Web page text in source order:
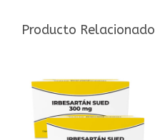
Producto Relacionado